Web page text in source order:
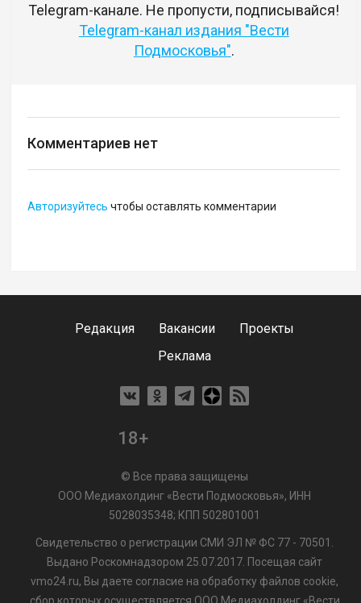
Telegram-канале. Не пропусти, подписывайся!
Telegram-канал издания "Вести
Подмосковья".
Комментариев нет
Авторизуйтесь чтобы оставлять комментарии
Редакция Вакансии
Проекты
Реклама
18+
© Все права защищены
ООО Медиахолдинг «Вести Подмосковья», ИНН
5028035348; КПП 502801001
Свидетельство о регистрации СМИ ЭЛ № ФС 77 - 70501.
Выдано Роскомнадзором 25.07.2017. Посещая сайт
vmo24.ru, Вы даете согласие на обработку файлов cookie,